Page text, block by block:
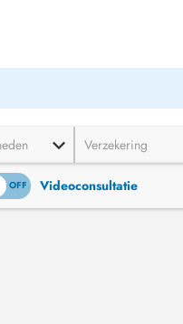
Verzekering
OFF Videoconsultatie